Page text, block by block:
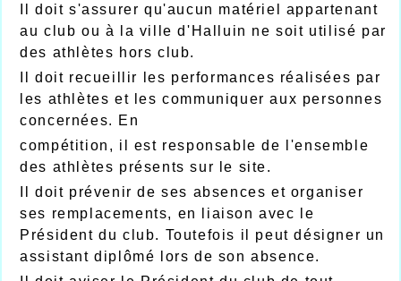
Il doit s'assurer qu'aucun matériel appartenant
au club ou à la ville d'Halluin ne soit utilisé par
des athlètes hors club.
Il doit recueillir les performances réalisées par
les athlètes et les communiquer aux personnes
concernées. En
compétition, il est responsable de l'ensemble
des athlètes présents sur le site.
Il doit prévenir de ses absences et organiser
ses remplacements, en liaison avec le
Président du club. Toutefois il peut désigner un
assistant diplômé lors de son absence.